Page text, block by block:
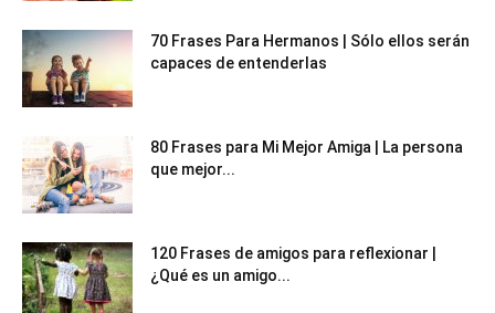
70 Frases Para Hermanos | Sólo ellos serán
capaces de entenderlas
80 Frases para Mi Mejor Amiga | La persona
que mejor...
120 Frases de amigos para reflexionar |
¿Qué es un amigo...